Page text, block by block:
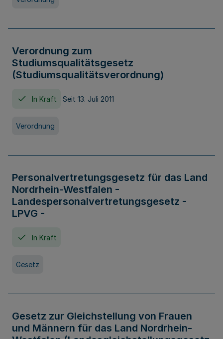
Verordnung zum
Studiumsqualitätsgesetz
(Studiumsqualitätsverordnung)
In Kraft Seit 13. Juli 2011
Verordnung
Personalvertretungsgesetz für das Land
Nordrhein-Westfalen -
Landespersonalvertretungsgesetz -
LPVG -
In Kraft
Gesetz
Gesetz zur Gleichstellung von Frauen
und Männern für das Land Nordrhein-